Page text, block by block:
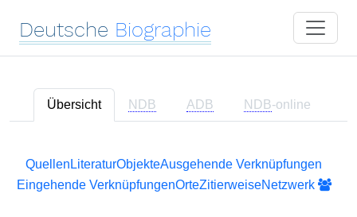
Deutsche Biographie
Übersicht NDB ADB NDB-online
Quellen LiteraturObjekteAusgehende Verknüpfungen
Eingehende VerknüpfungenOrteZitierweiseNetzwerk